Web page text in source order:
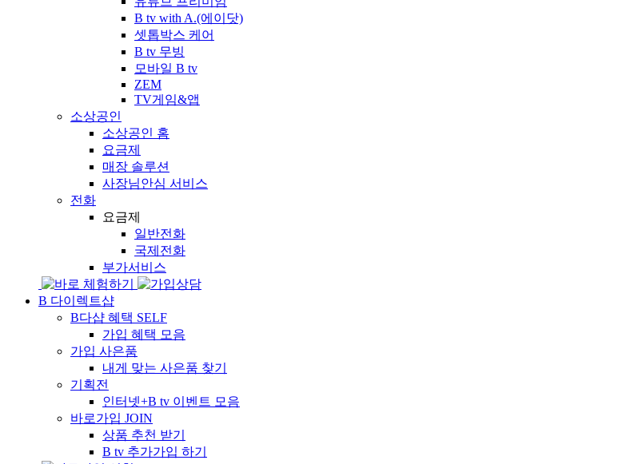
B tv with A.(에이닷)
셋톱박스 케어
B tv 무빙
모바일 B tv
ZEM
TV게임&앱
소상공인
소상공인 홈
요금제
매장 솔루션
사장님안심 서비스
전화
요금제
일반전화
국제전화
부가서비스
B 다이렉트샵
B다샵 혜택 SELF
가입 혜택 모음
가입 사은품
내게 맞는 사은품 찾기
기획전
인터넷+B tv 이벤트 모음
바로가입 JOIN
상품 추천 받기
B tv 추가가입 하기